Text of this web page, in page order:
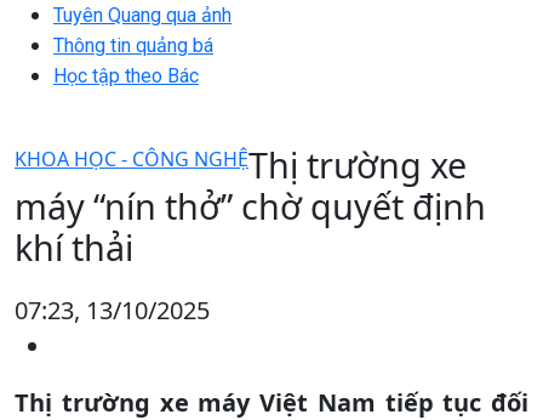
Tuyên Quang qua ảnh
Thông tin quảng bá
Học tập theo Bác
KHOA HỌC - CÔNG NGHỆThị trường xe
máy “nín thở” chờ quyết định
khí thải
07:23, 13/10/2025
Thị trường xe máy Việt Nam tiếp tục đối